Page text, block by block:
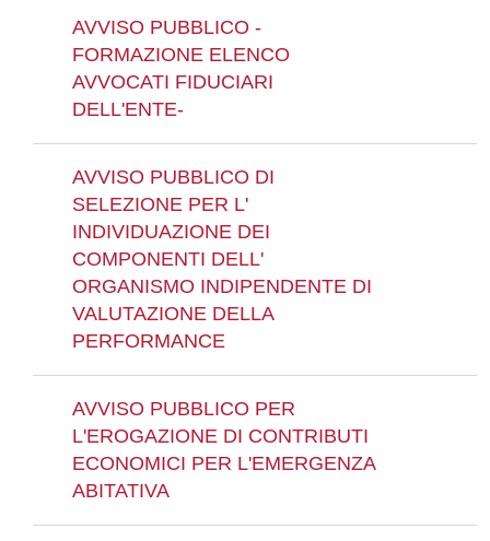
AVVISO PUBBLICO -
FORMAZIONE ELENCO
AVVOCATI FIDUCIARI
DELL'ENTE-
AVVISO PUBBLICO DI
SELEZIONE PER L'
INDIVIDUAZIONE DEI
COMPONENTI DELL'
ORGANISMO INDIPENDENTE DI
VALUTAZIONE DELLA
PERFORMANCE
AVVISO PUBBLICO PER
L'EROGAZIONE DI CONTRIBUTI
ECONOMICI PER L'EMERGENZA
ABITATIVA